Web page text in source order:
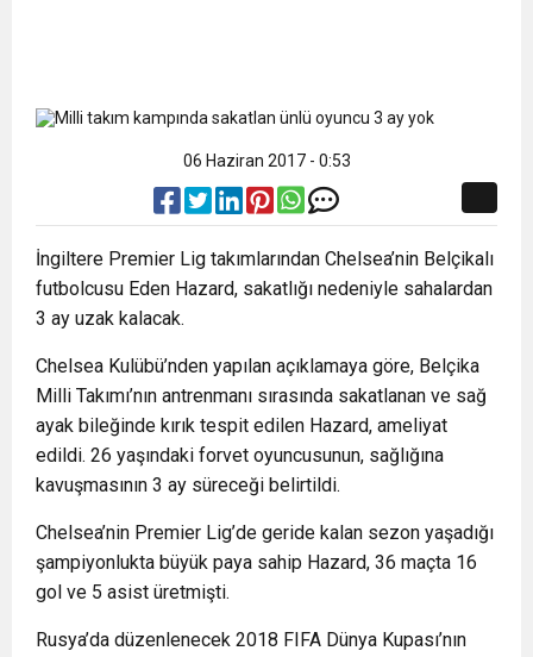
06 Haziran 2017 - 0:53
İngiltere Premier Lig takımlarından Chelsea’nin Belçikalı
futbolcusu Eden Hazard, sakatlığı nedeniyle sahalardan
3 ay uzak kalacak.
Chelsea Kulübü’nden yapılan açıklamaya göre, Belçika
Milli Takımı’nın antrenmanı sırasında sakatlanan ve sağ
ayak bileğinde kırık tespit edilen Hazard, ameliyat
edildi. 26 yaşındaki forvet oyuncusunun, sağlığına
kavuşmasının 3 ay süreceği belirtildi.
Chelsea’nin Premier Lig’de geride kalan sezon yaşadığı
şampiyonlukta büyük paya sahip Hazard, 36 maçta 16
gol ve 5 asist üretmişti.
Rusya’da düzenlenecek 2018 FIFA Dünya Kupası’nın